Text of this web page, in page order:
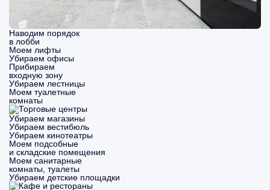
Наводим порядок
в лобби
Моем лифты
Убираем офисы
Прибираем
входную зону
Убираем лестницы
Моем туалетные
комнаты
Убираем магазины
Убираем вестибюль
Убираем кинотеатры
Моем подсобные
и складские помещения
Моем санитарные
комнаты, туалеты
Убираем детские площадки